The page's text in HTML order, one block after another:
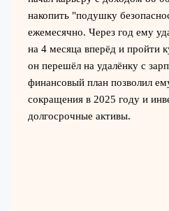
накопить "подушку
ежемесячно. Через год ему
на 4 месяца вперёд и пройти
он перешёл на удалёнку с
финансовый план позволил
сокращения в 2025 году и
долгосрочные активы.